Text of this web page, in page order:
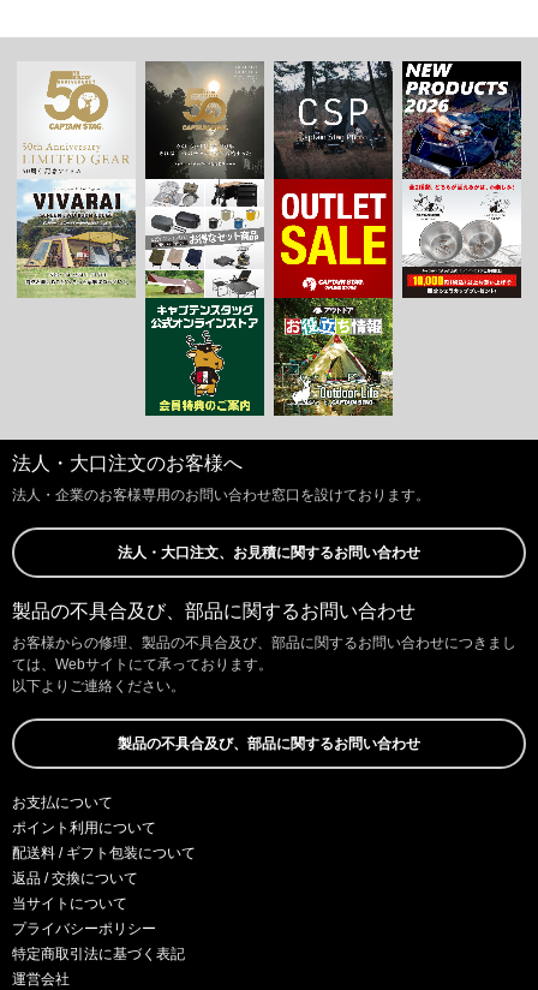
法人・大口注文のお客様へ
法人・企業のお客様専用のお問い合わせ窓口を設けております。
法人・大口注文、お見積に関するお問い合わせ
製品の不具合及び、部品に関するお問い合わせ
お客様からの修理、製品の不具合及び、部品に関するお問い合わせにつきまし
ては、Webサイトにて承っております。
以下よりご連絡ください。
製品の不具合及び、部品に関するお問い合わせ
お支払について
ポイント利用について
配送料 / ギフト包装について
返品 / 交換について
当サイトについて
プライバシーポリシー
特定商取引法に基づく表記
運営会社